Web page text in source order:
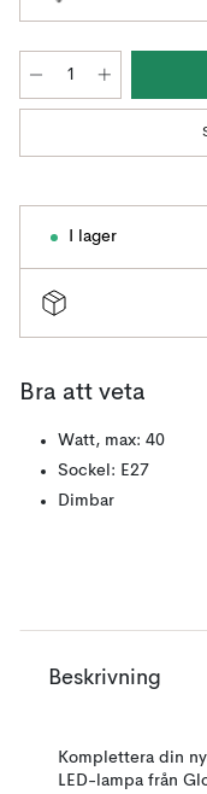
I lager
Bra att veta
Watt, max: 40
Sockel: E27
Dimbar
Beskrivning
Komplettera din
LED-lampa från